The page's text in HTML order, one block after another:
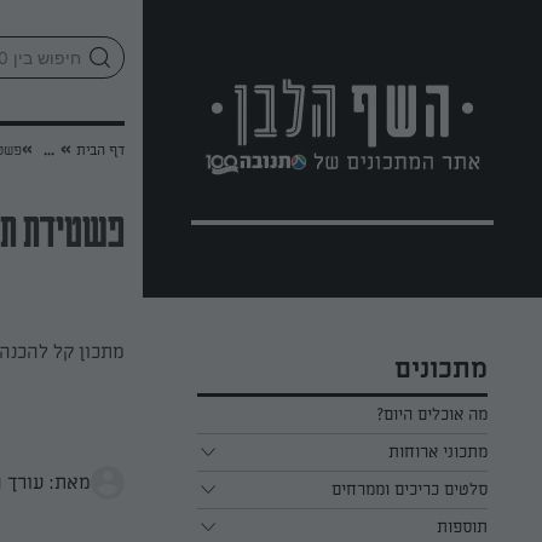
מתכונים
מה אוכלים היום?
מתכוני ארוחות
ארוחת בוקר
ארוחת צהריים
סלטים כריכים וממרחים
כל הסלטים כריכים וממרחים
תוספות
דף הבית »
...
»
פשטידת
מתכון קל
מאת: עורך